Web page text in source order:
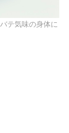
テ気味の身体に